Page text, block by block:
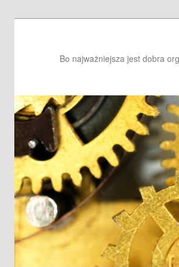
Bo najważniejsza jest dobra